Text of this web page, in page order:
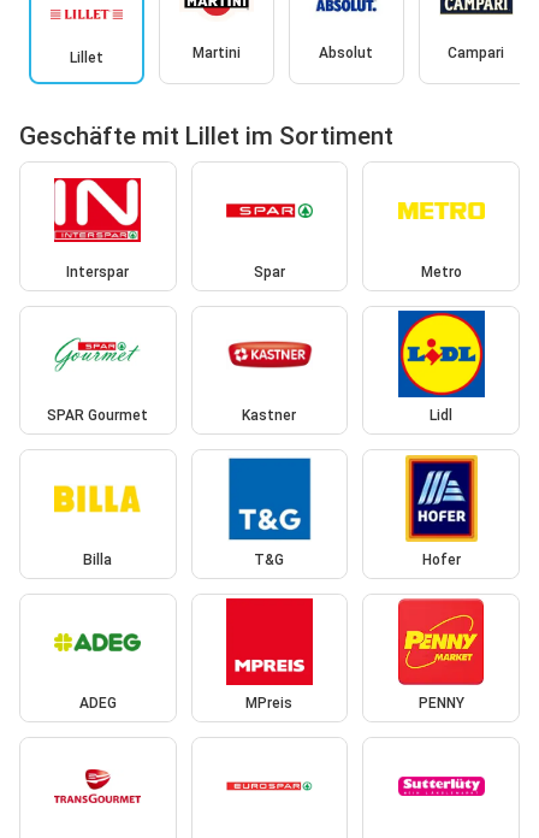
Lillet Martini Absolut Campari
Geschäfte mit Lillet im Sortiment
Interspar Spar Metro
SPAR Gourmet Kastner Lidl
Billa T&G Hofer
ADEG MPreis PENNY